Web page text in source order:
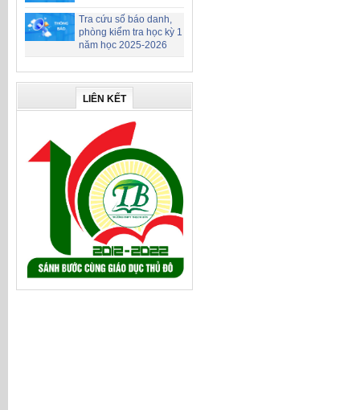
Tra cứu số báo danh,
phòng kiểm tra học kỳ 1
năm học 2025-2026
LIÊN KẾT